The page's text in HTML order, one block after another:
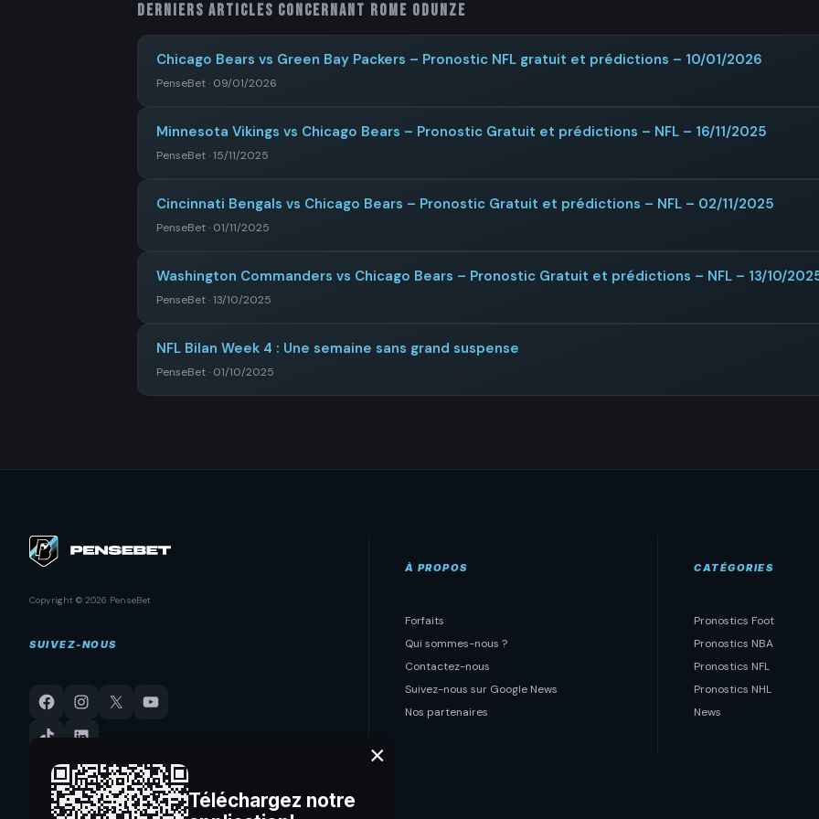
Derniers articles concernant Rome Odunze
Chicago Bears vs Green Bay Packers – Pronostic NFL gratuit et prédictions – 10/01/2026
PenseBet · 09/01/2026
Minnesota Vikings vs Chicago Bears – Pronostic Gratuit et prédictions – NFL – 16/11/2025
PenseBet · 15/11/2025
Cincinnati Bengals vs Chicago Bears – Pronostic Gratuit et prédictions – NFL – 02/11/2025
PenseBet · 01/11/2025
Washington Commanders vs Chicago Bears – Pronostic Gratuit et prédictions – NFL – 13/10/
PenseBet · 13/10/2025
NFL Bilan Week 4 : Une semaine sans grand suspense
PenseBet · 01/10/2025
Copyright © 2026 PenseBet
SUIVEZ-NOUS
À PROPOS
Forfaits
Qui sommes-nous ?
Contactez-nous
Suivez-nous sur Google News
Nos partenaires
CATÉGORIES
Pronostics Foot
Pronostics NBA
Pronostics NFL
Pronostics NHL
News
Téléchargez notre
×